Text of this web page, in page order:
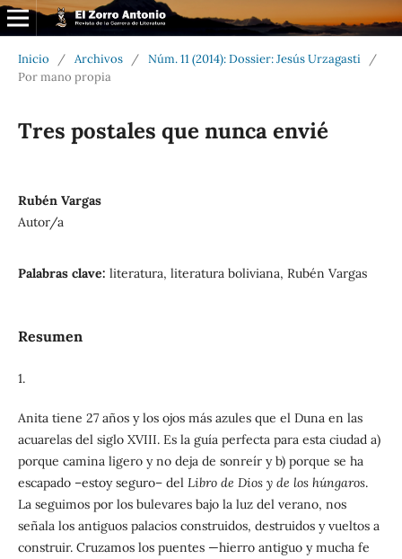
Inicio / Archivos / Núm. 11 (2014): Dossier: Jesús Urzagasti
/
Por mano propia
Tres postales que nunca envié
Rubén Vargas
Autor/a
Palabras clave: literatura, literatura boliviana, Rubén Vargas
Resumen
1.
Anita tiene 27 años y los ojos más azules que el Duna en las
acuarelas del siglo XVIII. Es la guía perfecta para esta ciudad a)
porque camina ligero y no deja de sonreír y b) porque se ha
escapado –estoy seguro– del Libro de Dios y de los húngaros.
La seguimos por los bulevares bajo la luz del verano, nos
señala los antiguos palacios construidos, destruidos y vueltos a
construir. Cruzamos los puentes —hierro antiguo y mucha fe